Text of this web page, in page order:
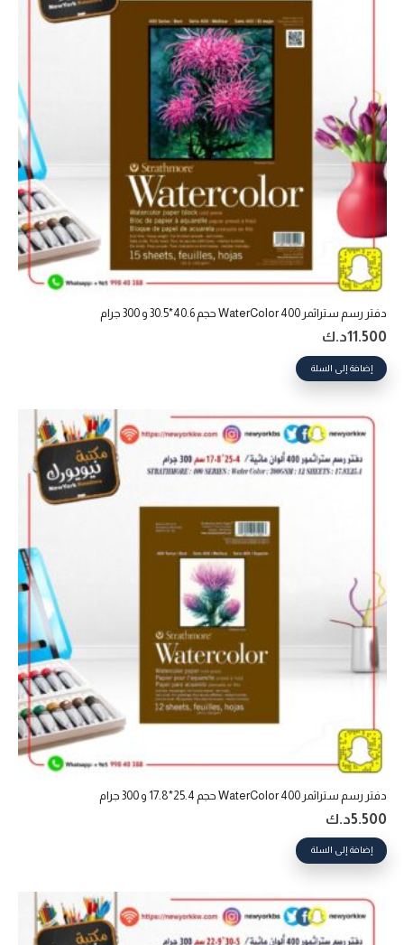
دفتر رسم ستراثمر 400 WaterColor حجم 40.6*30.5 و 300 جرام
11.500د.ك
إضافة إلى السلة
دفتر رسم ستراثمر 400 WaterColor حجم 25.4*17.8 و 300 جرام
5.500د.ك
إضافة إلى السلة